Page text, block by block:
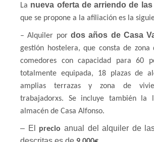
Mesures laborals de prevenció de
Canal pels dubtes laborals pel
Comunicado COVID-19
10/03/2020 – Comunicat CGT #1
12/03/2020 Pla de xoc davant la crisi
La nueva oferta de arriendo de
que se propone a la afiliación es la
– Alquiler por dos años de Casa
gestión hostelera, que consta de zona
comedores con capacidad para 60
totalmente equipada, 18 plazas de
amplias terrazas y zona de
trabajadorxs. Se incluye también la
almacén de Casa Alfonso.
– El precio anual del alquiler de